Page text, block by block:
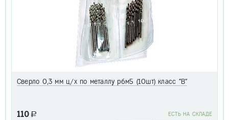
Сверло 0,3 мм ц/х по металлу р6м5 (10шт) класс "В"
110 a EСТЬ НА СКЛАДЕ